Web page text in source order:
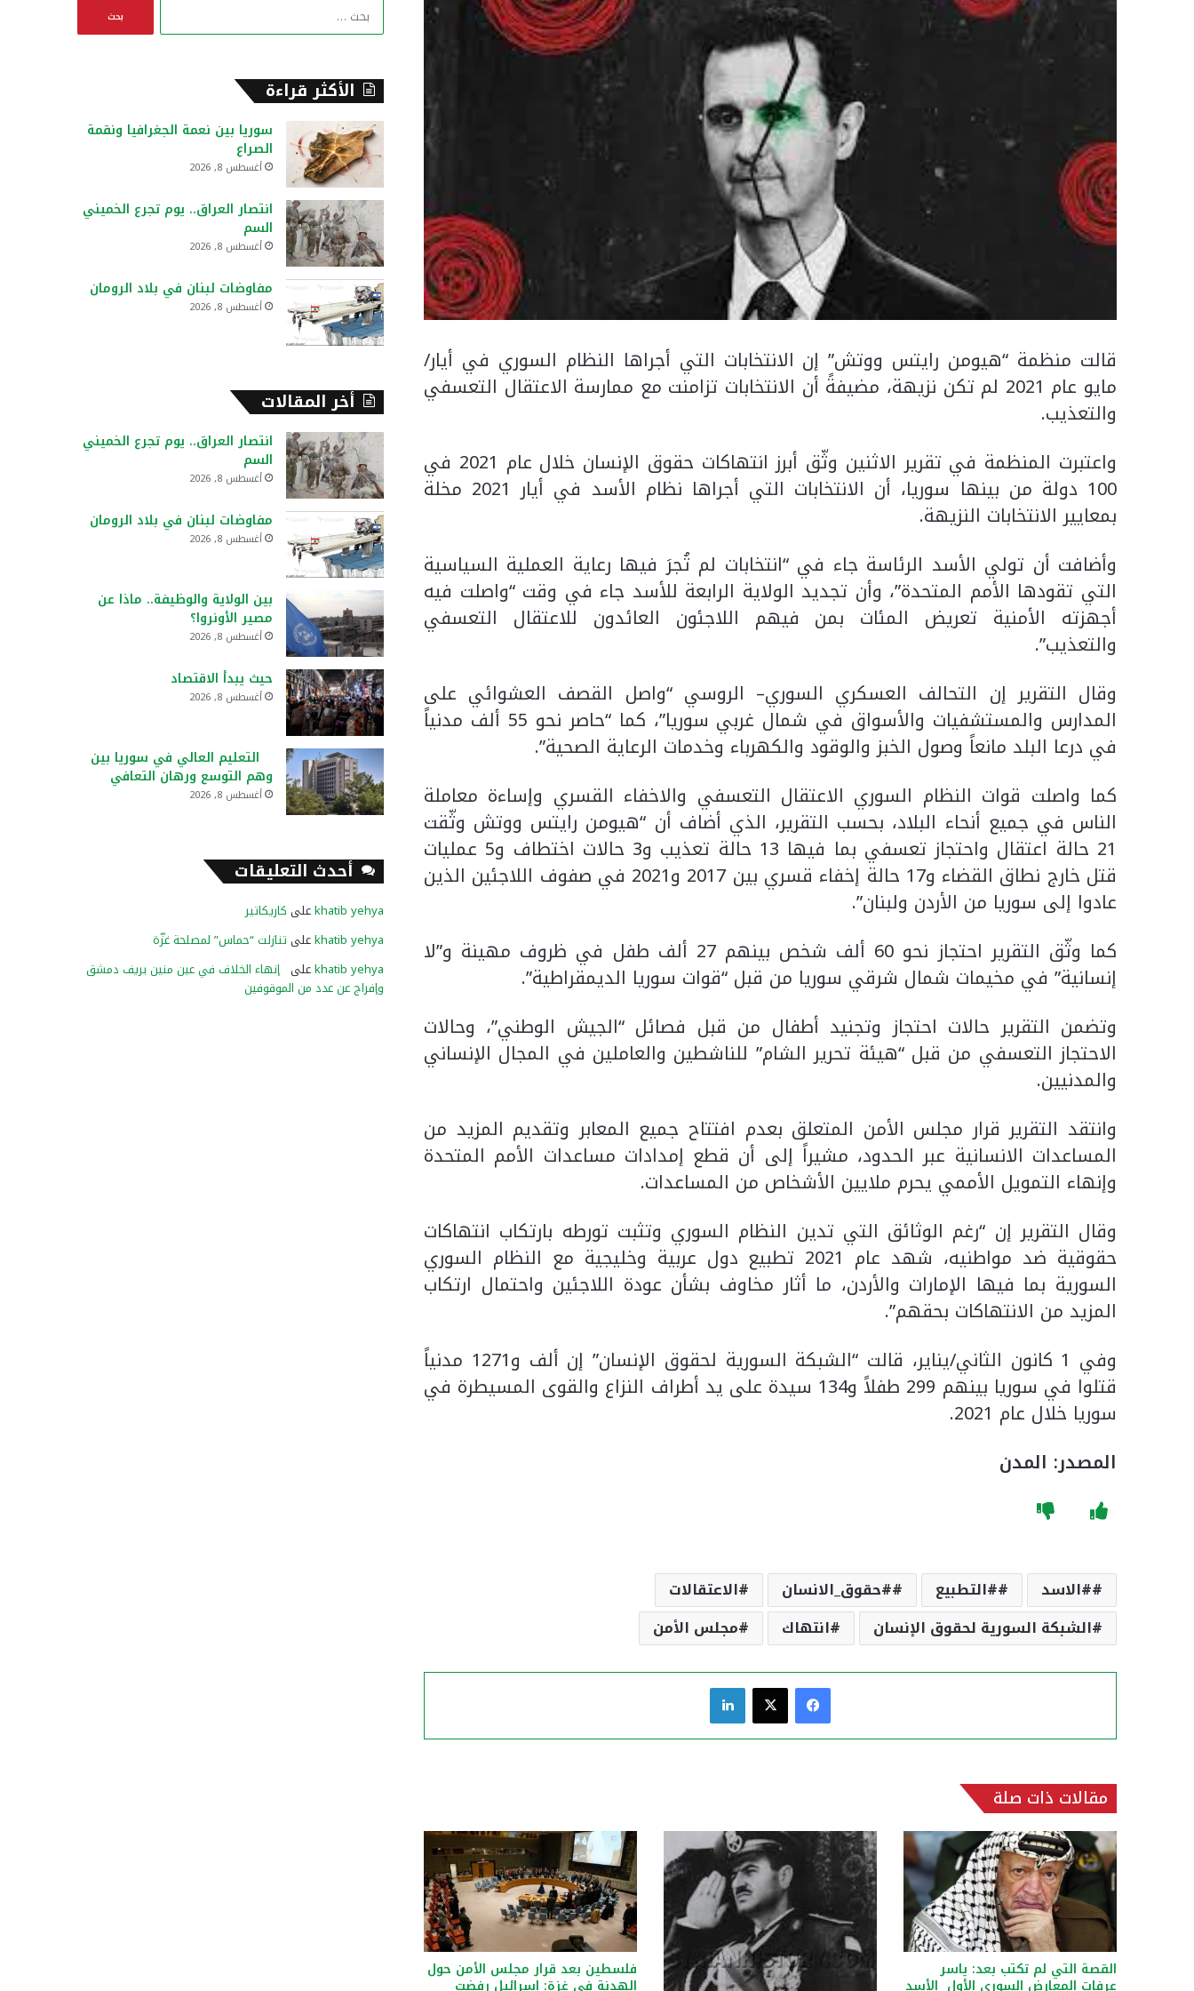
قالت منظمة “هيومن رايتس ووتش” إن الانتخابات التي أجراها النظام السوري في أيار/
مايو عام 2021 لم تكن نزيهة، مضيفةً أن الانتخابات تزامنت مع ممارسة الاعتقال التعسفي
والتعذيب.
واعتبرت المنظمة في تقرير الاثنين وثّق أبرز انتهاكات حقوق الإنسان خلال عام 2021 في
100 دولة من بينها سوريا، أن الانتخابات التي أجراها نظام الأسد في أيار 2021 مخلة
بمعايير الانتخابات النزيهة.
وأضافت أن تولي الأسد الرئاسة جاء في “انتخابات لم تُجرَ فيها رعاية العملية السياسية
التي تقودها الأمم المتحدة”، وأن تجديد الولاية الرابعة للأسد جاء في وقت “واصلت فيه
أجهزته الأمنية تعريض المئات بمن فيهم اللاجئون العائدون للاعتقال التعسفي
والتعذيب”.
وقال التقرير إن التحالف العسكري السوري– الروسي “واصل القصف العشوائي على
المدارس والمستشفيات والأسواق في شمال غربي سوريا”، كما “حاصر نحو 55 ألف مدنياً
في درعا البلد مانعاً وصول الخبز والوقود والكهرباء وخدمات الرعاية الصحية”.
كما واصلت قوات النظام السوري الاعتقال التعسفي والاخفاء القسري وإساءة معاملة
الناس في جميع أنحاء البلاد، بحسب التقرير، الذي أضاف أن “هيومن رايتس ووتش وثّقت
21 حالة اعتقال واحتجاز تعسفي بما فيها 13 حالة تعذيب و3 حالات اختطاف و5 عمليات
قتل خارج نطاق القضاء و17 حالة إخفاء قسري بين 2017 و2021 في صفوف اللاجئين الذين
عادوا إلى سوريا من الأردن ولبنان”.
كما وثّق التقرير احتجاز نحو 60 ألف شخص بينهم 27 ألف طفل في ظروف مهينة و”لا
إنسانية” في مخيمات شمال شرقي سوريا من قبل “قوات سوريا الديمقراطية”.
وتضمن التقرير حالات احتجاز وتجنيد أطفال من قبل فصائل “الجيش الوطني”، وحالات
الاحتجاز التعسفي من قبل “هيئة تحرير الشام” للناشطين والعاملين في المجال الإنساني
والمدنيين.
وانتقد التقرير قرار مجلس الأمن المتعلق بعدم افتتاح جميع المعابر وتقديم المزيد من
المساعدات الانسانية عبر الحدود، مشيراً إلى أن قطع إمدادات مساعدات الأمم المتحدة
وإنهاء التمويل الأممي يحرم ملايين الأشخاص من المساعدات.
وقال التقرير إن “رغم الوثائق التي تدين النظام السوري وتثبت تورطه بارتكاب انتهاكات
حقوقية ضد مواطنيه، شهد عام 2021 تطبيع دول عربية وخليجية مع النظام السوري
السورية بما فيها الإمارات والأردن، ما أثار مخاوف بشأن عودة اللاجئين واحتمال ارتكاب
المزيد من الانتهاكات بحقهم”.
وفي 1 كانون الثاني/يناير، قالت “الشبكة السورية لحقوق الإنسان” إن ألف و1271 مدنياً
قتلوا في سوريا بينهم 299 طفلاً و134 سيدة على يد أطراف النزاع والقوى المسيطرة في
سوريا خلال عام 2021.
المصدر: المدن
#الاسد #التطبيع #حقوق_الانسان
الاعتقالات
الشبكة السورية لحقوق الإنسان
انتهاك مجلس الأمن
فيسبوك
مقالات ذات صلة
القصة التي لم تكتب بعد: ياسر
عرفات المعارض السوري الأول الأسد
فلسطين بعد قرار مجلس الأمن حول
الهدنة في غزة: إسرائيل رفضت
ا
ن
:
الأكثر قراءة
سوريا بين نعمة الجغرافيا ونقمة
الصراع
أغسطس 8, 2026
انتصار العراق.. يوم تجرع الخميني
السم
أغسطس 8, 2026
مفاوضات لبنان في بلاد الرومان
أغسطس 8, 2026
أخر المقالات
انتصار العراق.. يوم تجرع الخميني
السم
أغسطس 8, 2026
مفاوضات لبنان في بلاد الرومان
أغسطس 8, 2026
بين الولاية والوظيفة.. ماذا عن
مصير الأونروا؟
أغسطس 8, 2026
حيث يبدأ الاقتصاد
أغسطس 8, 2026
التعليم العالي في سوريا بين
وهم التوسع ورهان التعافي
أغسطس 8, 2026
أحدث التعليقات
khatib yehyaعلى كاريكاتير
khatib yehyaعلى تنازلت “حماس” لمصلحة غزّة
khatib yehyaعلى إنهاء الخلاف في عين منين بريف دمشق
وإفراج عن عدد من الموقوفين